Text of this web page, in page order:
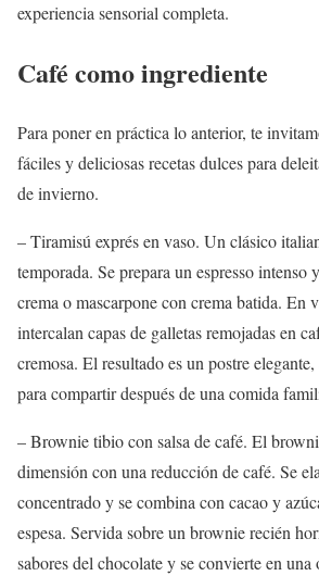
experiencia sensorial completa.
Café como ingrediente
Para poner en práctica lo anterior, te
fáciles y deliciosas recetas dulces para
de invierno.
– Tiramisú exprés en vaso. Un clásico
temporada. Se prepara un espresso intenso
crema o mascarpone con crema batida. En
intercalan capas de galletas remojadas en
cremosa. El resultado es un postre
para compartir después de una comida
– Brownie tibio con salsa de café. El
dimensión con una reducción de café. Se
concentrado y se combina con cacao y
espesa. Servida sobre un brownie recién
sabores del chocolate y se convierte en